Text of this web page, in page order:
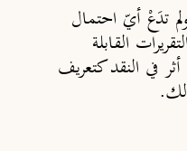
تدَعْ أيّ احتمال
القابلة
في النقد كتعريف